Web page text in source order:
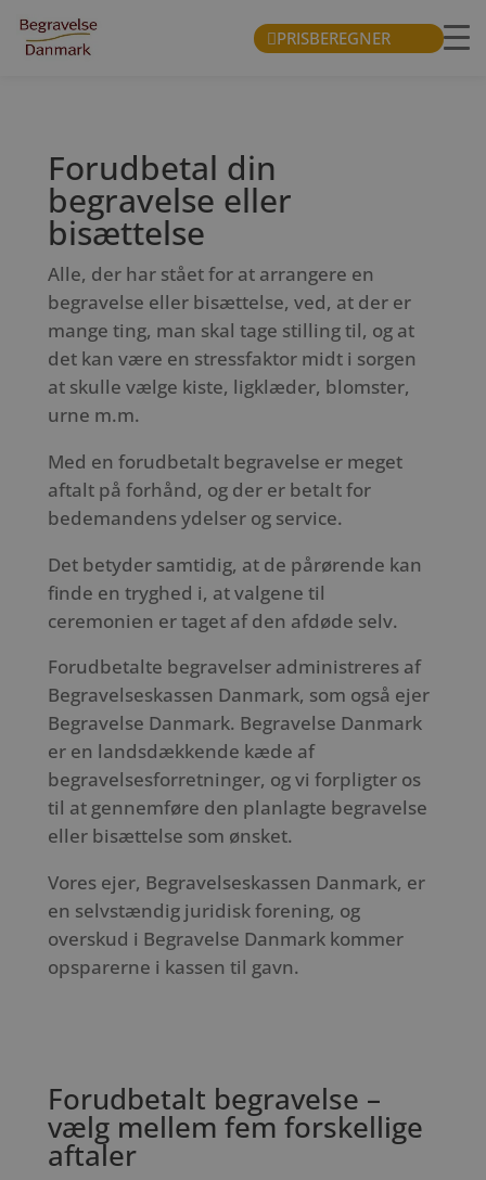
PRISBEREGNER
Forudbetal din
begravelse eller
bisættelse
Alle, der har stået for at arrangere en
begravelse eller bisættelse, ved, at der er
mange ting, man skal tage stilling til, og at
det kan være en stressfaktor midt i sorgen
at skulle vælge kiste, ligklæder, blomster,
urne m.m.
Med en forudbetalt begravelse er meget
aftalt på forhånd, og der er betalt for
bedemandens ydelser og service.
Det betyder samtidig, at de pårørende kan
finde en tryghed i, at valgene til
ceremonien er taget af den afdøde selv.
Forudbetalte begravelser administreres af
Begravelseskassen Danmark, som også ejer
Begravelse Danmark. Begravelse Danmark
er en landsdækkende kæde af
begravelsesforretninger, og vi forpligter os
til at gennemføre den planlagte begravelse
eller bisættelse som ønsket.
Vores ejer, Begravelseskassen Danmark, er
en selvstændig juridisk forening, og
overskud i Begravelse Danmark kommer
opsparerne i kassen til gavn.
Forudbetalt begravelse –
vælg mellem fem forskellige
aftaler